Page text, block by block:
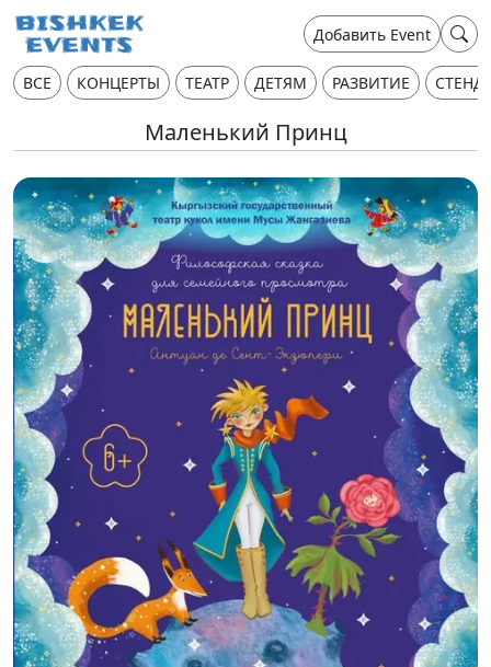
Добавить Event
ВСЕ КОНЦЕРТЫ ТЕАТР ДЕТЯМ РАЗВИТИЕ
Маленький Принц